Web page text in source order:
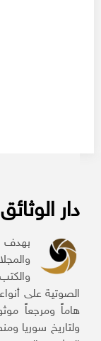
دار
بهدف
الصوتية على
هاماً ومرجعاً
ولتاريخ سوريا